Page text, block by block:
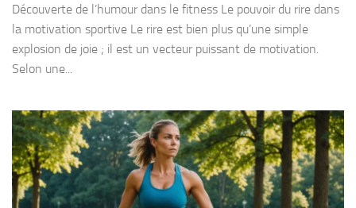
Découverte de l’humour dans le fitness Le pouvoir du rire dans
la motivation sportive Le rire est bien plus qu’une simple
explosion de joie ; il est un vecteur puissant de motivation.
Selon une...